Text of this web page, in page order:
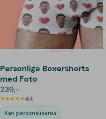
Personlige Boxershorts
med Foto
239,-
4,4
Kan personaliseres